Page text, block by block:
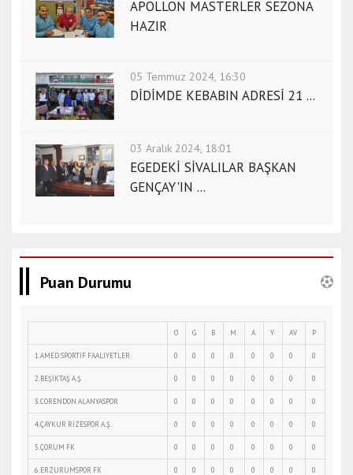
APOLLON MASTERLER SEZONA
HAZIR
05 Temmuz 2024, 16:30
DİDİMDE KEBABIN ADRESİ 21 ...
03 Aralık 2024, 18:01
EGEDEKİ SİVALILAR BAŞKAN
GENÇAY'IN ...
Puan Durumu
O G B M A Y AV P
1.AMED SPORTİF FAALİYETLER 0 0 0 0 0 0 0 0
2.BEŞİKTAŞ A.Ş. 0 0 0 0 0 0 0 0
3.CORENDON ALANYASPOR 0 0 0 0 0 0 0 0
4.ÇAYKUR RİZESPOR A.Ş. 0 0 0 0 0 0 0 0
5.ÇORUM FK 0 0 0 0 0 0 0 0
6.ERZURUMSPOR FK 0 0 0 0 0 0 0 0